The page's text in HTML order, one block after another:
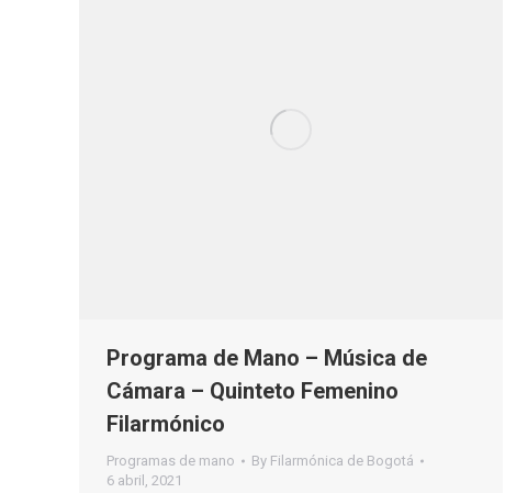
Programa de Mano – Música de
Cámara – Quinteto Femenino
Filarmónico
Programas de mano By Filarmónica de Bogotá
6 abril, 2021